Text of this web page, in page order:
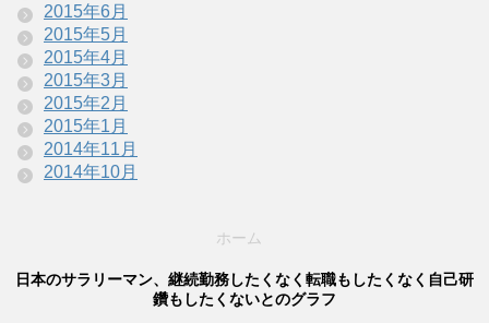
2015年6月
2015年5月
2015年4月
2015年3月
2015年2月
2015年1月
2014年11月
2014年10月
ホーム
日本のサラリーマン、継続勤務したくなく転職もしたくなく自己研
鑽もしたくないとのグラフ